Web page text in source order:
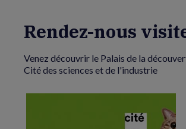
Rendez-nous
Venez découvrir le Palais de la
Cité des sciences et de l'industrie